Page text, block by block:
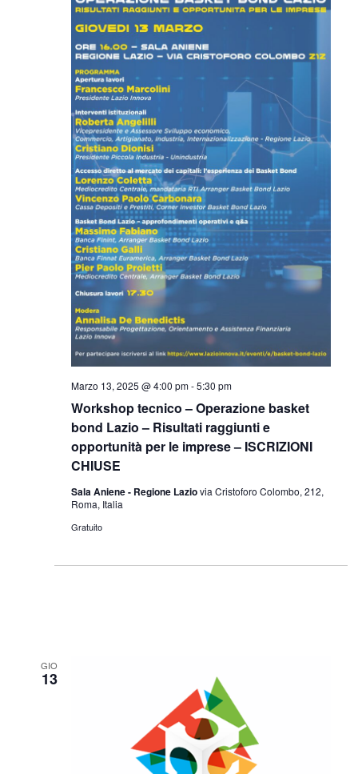
Workshop tecnico – Operazione basket
bond Lazio – Risultati raggiunti e
opportunità per le imprese – ISCRIZIONI
CHIUSE
Marzo 13, 2025 @ 4:00 pm-5:30 pm
Sala Aniene - Regione Laziovia Cristoforo Colombo, 212,
Roma, Italia
Gratuito
GIO
13